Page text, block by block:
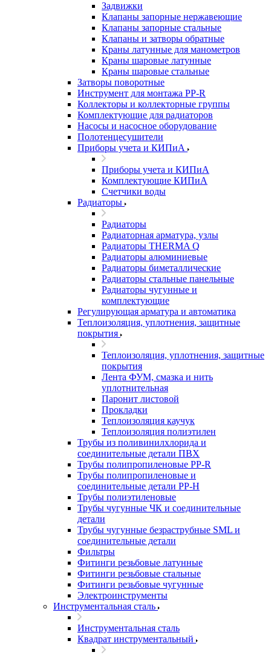
Задвижки
Клапаны запорные нержавеющие
Клапаны запорные стальные
Клапаны и затворы обратные
Краны латунные для манометров
Краны шаровые латунные
Краны шаровые стальные
Затворы поворотные
Инструмент для монтажа PP-R
Коллекторы и коллекторные группы
Комплектующие для радиаторов
Насосы и насосное оборудование
Полотенцесушители
Приборы учета и КИПиА
Приборы учета и КИПиА
Комплектующие КИПиА
Счетчики воды
Радиаторы
Радиаторы
Радиаторная арматура, узлы
Радиаторы THERMA Q
Радиаторы алюминиевые
Радиаторы биметаллические
Радиаторы стальные панельные
Радиаторы чугунные и
комплектующие
Регулирующая арматура и автоматика
Теплоизоляция, уплотнения, защитные
покрытия
Теплоизоляция, уплотнения, защитные
покрытия
Лента ФУМ, смазка и нить
уплотнительная
Паронит листовой
Прокладки
Теплоизоляция каучук
Теплоизоляция полиэтилен
Трубы из поливинилхлорида и
соединительные детали ПВХ
Трубы полипропиленовые PP-R
Трубы полипропиленовые и
соединительные детали PP-H
Трубы полиэтиленовые
Трубы чугунные ЧК и соединительные
детали
Трубы чугунные безраструбные SML и
соединительные детали
Фильтры
Фитинги резьбовые латунные
Фитинги резьбовые стальные
Фитинги резьбовые чугунные
Электроинструменты
Инструментальная сталь
Инструментальная сталь
Квадрат инструментальный